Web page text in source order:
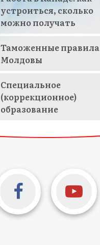
устроиться, сколько
можно получать
Таможенные правила
Молдовы
Специальное
(коррекционное)
образование